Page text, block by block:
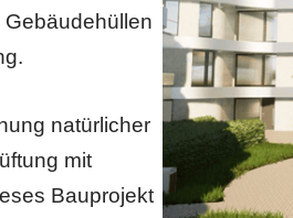
natürlicher
mit
Bauprojekt